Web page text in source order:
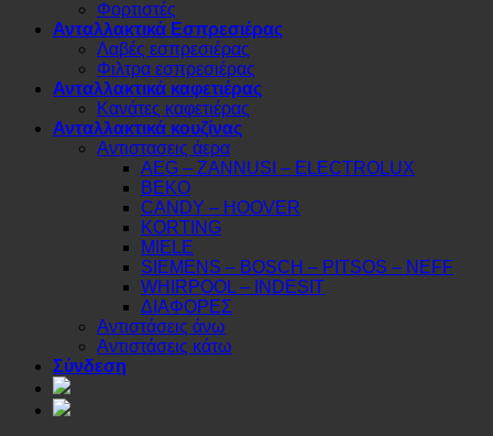
Φορτιστές
Ανταλλακτικά Εσπρεσιέρας
Λαβές εσπρεσιέρας
Φιλτρα εσπρεσιέρας
Ανταλλακτικά καφετιέρας
Κανάτες καφετιέρας
Ανταλλακτικά κουζίνας
Αντιστασεις άερα
AEG – ZANNUSI – ELECTROLUX
BEKO
CANDY – HOOVER
KORTING
MIELE
SIEMENS – BOSCH – PITSOS – NEFF
WHIRPOOL – INDESIT
ΔΙΑΦΟΡΕΣ
Αντιστάσεις άνω
Αντιστάσεις κάτω
Σύνδεση